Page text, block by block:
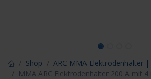
Shop
ARC MMA Elektrodenhalter |
MMA ARC Elektrodenhalter 200 A mit